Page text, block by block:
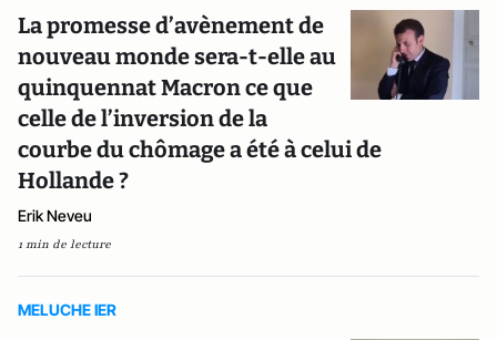
La promesse d’avènement de
nouveau monde sera-t-elle au
quinquennat Macron ce que
celle de l’inversion de la
courbe du chômage a été à celui de
Hollande ?
Erik Neveu
1 min de lecture
MELUCHE IER